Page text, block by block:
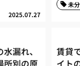
2025.07.27
未
漏れ、
所別の原
賃貸
イト